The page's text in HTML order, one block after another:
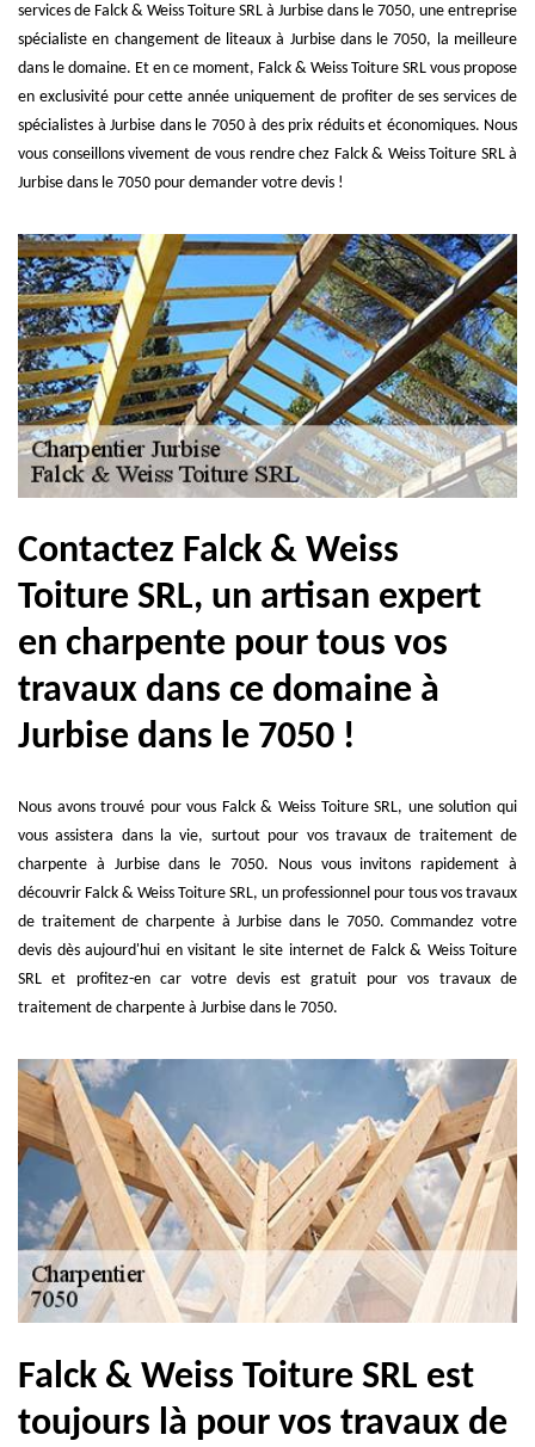
services de Falck & Weiss Toiture SRL à Jurbise dans le 7050, une entreprise
spécialiste en changement de liteaux à Jurbise dans le 7050, la meilleure
dans le domaine. Et en ce moment, Falck & Weiss Toiture SRL vous propose
en exclusivité pour cette année uniquement de profiter de ses services de
spécialistes à Jurbise dans le 7050 à des prix réduits et économiques. Nous
vous conseillons vivement de vous rendre chez Falck & Weiss Toiture SRL à
Jurbise dans le 7050 pour demander votre devis !
Contactez Falck & Weiss
Toiture SRL, un artisan expert
en charpente pour tous vos
travaux dans ce domaine à
Jurbise dans le 7050 !
Nous avons trouvé pour vous Falck & Weiss Toiture SRL, une solution qui
vous assistera dans la vie, surtout pour vos travaux de traitement de
charpente à Jurbise dans le 7050. Nous vous invitons rapidement à
découvrir Falck & Weiss Toiture SRL, un professionnel pour tous vos travaux
de traitement de charpente à Jurbise dans le 7050. Commandez votre
devis dès aujourd'hui en visitant le site internet de Falck & Weiss Toiture
SRL et profitez-en car votre devis est gratuit pour vos travaux de
traitement de charpente à Jurbise dans le 7050.
Falck & Weiss Toiture SRL est
toujours là pour vos travaux de